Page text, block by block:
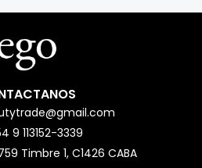
9 113152-3339
Timbre 1, C1426 CABA